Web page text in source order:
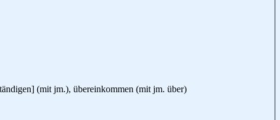
(mit jm.), übereinkommen (mit jm. über)